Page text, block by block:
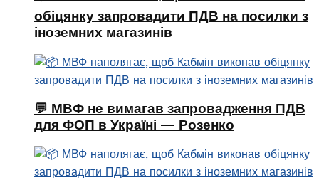
обіцянку запровадити ПДВ на посилки з
іноземних магазинів
💬 МВФ не вимагав запровадження ПДВ
для ФОП в Україні — Розенко